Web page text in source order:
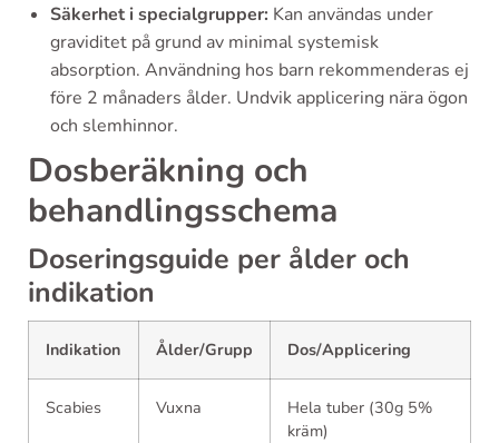
Säkerhet i specialgrupper: Kan användas under
graviditet på grund av minimal systemisk
absorption. Användning hos barn rekommenderas ej
före 2 månaders ålder. Undvik applicering nära ögon
och slemhinnor.
Dosberäkning och
behandlingsschema
Doseringsguide per ålder och
indikation
Indikation Ålder/Grupp Dos/Applicering
Scabies Vuxna
Hela tuber (30g 5%
kräm)